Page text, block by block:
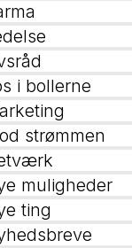
i bollerne
strømmen
muligheder
ting